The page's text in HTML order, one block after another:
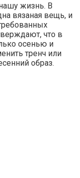
жизнь. В
вязаная вещь, и
что в
осенью и
тренч или
образ.